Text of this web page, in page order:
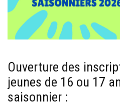
Ouverture des
jeunes de 16 ou 17
saisonnier :